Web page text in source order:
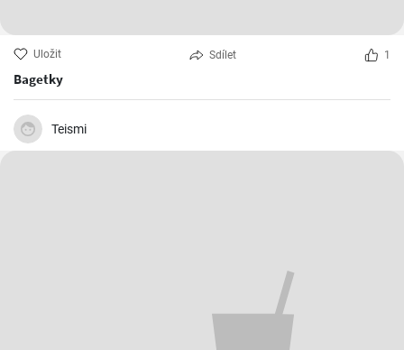
Uložit Sdílet 1
Bagetky
Teismi